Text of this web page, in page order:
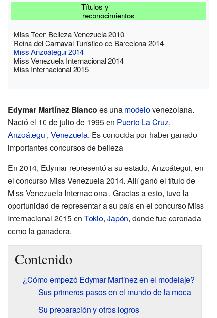
Títulos y
reconocimientos
Miss Teen Belleza Venezuela 2010
Reina del Carnaval Turístico de Barcelona 2014
Miss Anzoátegui 2014
Miss Venezuela Internacional 2014
Miss Internacional 2015
Edymar Martínez Blanco es una modelovenezolana.
Nació el 10 de julio de 1995 en Puerto La Cruz,
Anzoátegui, Venezuela. Es conocida por haber ganado
importantes concursos de belleza.
En 2014, Edymar representó a su estado, Anzoátegui, en
el concurso Miss Venezuela 2014. Allí ganó el título de
Miss Venezuela Internacional. Gracias a esto, tuvo la
oportunidad de representar a su país en el concurso Miss
Internacional 2015 en Tokio, Japón, donde fue coronada
como la ganadora.
Contenido
¿Cómo empezó Edymar Martínez en el modelaje?
Sus primeros pasos en el mundo de la moda
Su preparación y otros logros